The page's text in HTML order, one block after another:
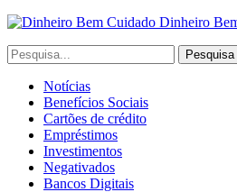
Dinheiro
Notícias
Benefícios Sociais
Cartões de crédito
Empréstimos
Investimentos
Negativados
Bancos Digitais